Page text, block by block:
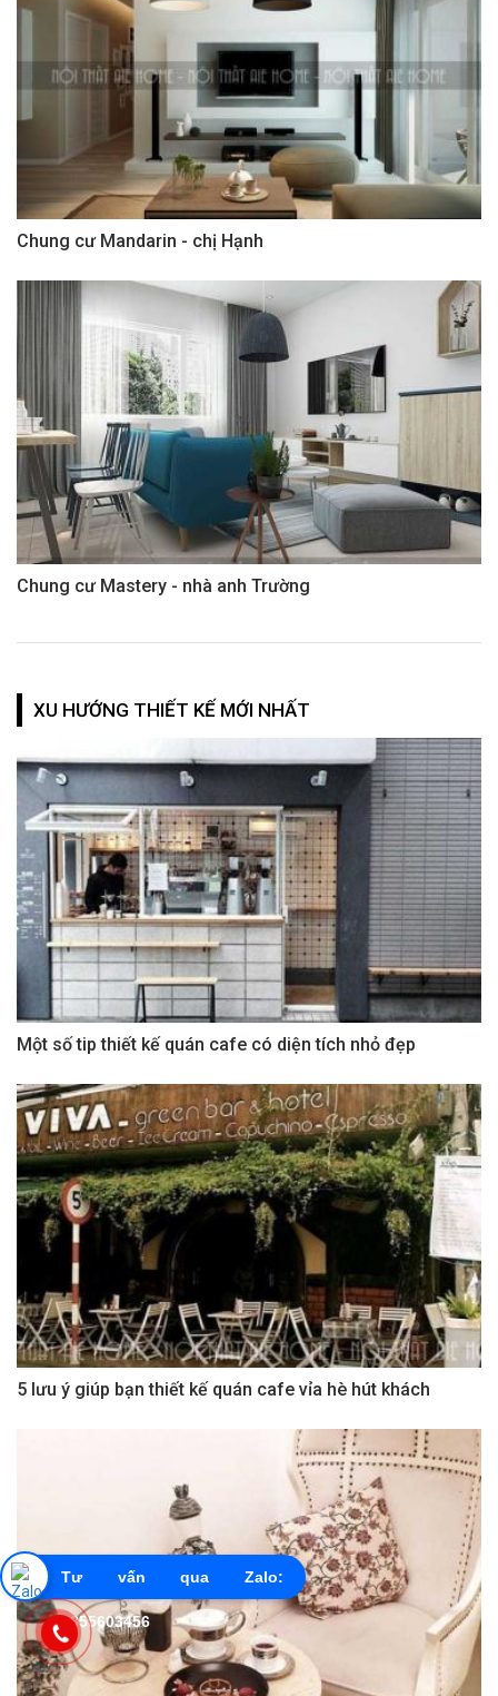
Chung cư Mandarin - chị Hạnh
Chung cư Mastery - nhà anh Trường
XU HƯỚNG THIẾT KẾ MỚI NHẤT
Một số tip thiết kế quán cafe có diện tích nhỏ đẹp
5 lưu ý giúp bạn thiết kế quán cafe vỉa hè hút khách
Tư vấn qua Zalo:
0855603456